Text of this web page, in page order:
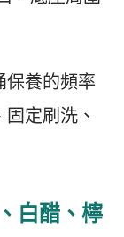
保養的頻率
定刷洗、
白醋、檸